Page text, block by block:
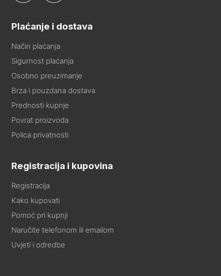
Plaćanje i dostava
Način plaćanja
Sigurnost plaćanja
Osobno preuzimanje
Brza i pouzdana dostava
Prednosti kupnje
Povrat proizvoda
Polica privatnosti
Registracija i kupovina
Registracija
Kako kupovati
Pomoć pri kupnji
Naručite telefonom ili emailom
Uvjeti i odredbe